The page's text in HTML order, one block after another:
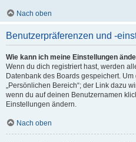
Nach oben
Benutzerpräferenzen und -
Wie kann ich meine Einstellungen
Wenn du dich registriert hast, werden
Datenbank des Boards gespeichert.
„Persönlichen Bereich“; der Link dazu
wenn du auf deinen Benutzernamen
Einstellungen ändern.
Nach oben